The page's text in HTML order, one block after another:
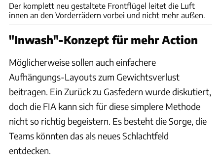
Der komplett neu gestaltete Frontflügel leitet die Luft
innen an den Vorderrädern vorbei und nicht mehr außen.
"Inwash"-Konzept für mehr Action
Möglicherweise sollen auch einfachere
Aufhängungs-Layouts zum Gewichtsverlust
beitragen. Ein Zurück zu Gasfedern wurde diskutiert,
doch die FIA kann sich für diese simplere Methode
nicht so richtig begeistern. Es besteht die Sorge, die
Teams könnten das als neues Schlachtfeld
entdecken.